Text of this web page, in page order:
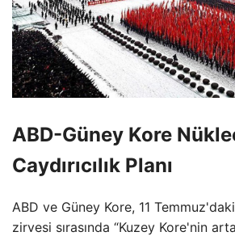
ABD-Güney Kore
Caydırıcılık Planı
ABD ve Güney Kore, 11
zirvesi sırasında “Kuzey Kore'nin